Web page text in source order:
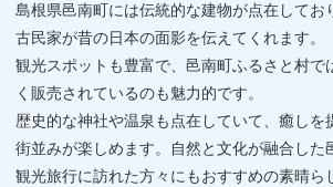
島根県邑南町には伝統的な建物が点在してお
古民家が昔の日本の面影を伝えてくれます。
観光スポットも豊富で、邑南町ふるさと村で
く販売されているのも魅力的です。
歴史的な神社や温泉も点在していて、癒しを
街並みが楽しめます。自然と文化が融合した
観光旅行に訪れた方々にもおすすめの素晴ら